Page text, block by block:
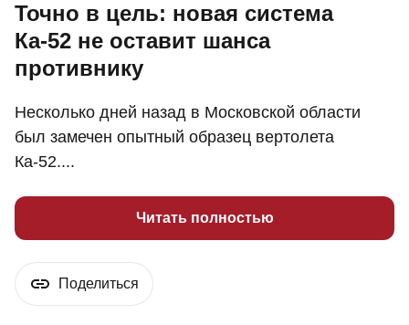
Точно в цель: новая система
Ка-52 не оставит шанса
противнику
Несколько дней назад в Московской области
был замечен опытный образец вертолета
Ка-52....
Читать полностью
Поделиться